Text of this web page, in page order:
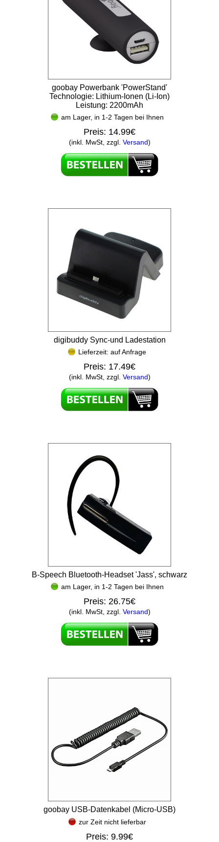
goobay Powerbank 'PowerStand'
Technologie: Lithium-Ionen (Li-Ion)
Leistung: 2200mAh
am Lager, in 1-2 Tagen bei Ihnen
Preis: 14.99€
(inkl. MwSt, zzgl. Versand)
digibuddy Sync-und Ladestation
Lieferzeit: auf Anfrage
Preis: 17.49€
(inkl. MwSt, zzgl. Versand)
B-Speech Bluetooth-Headset 'Jass', schwarz
am Lager, in 1-2 Tagen bei Ihnen
Preis: 26.75€
(inkl. MwSt, zzgl. Versand)
goobay USB-Datenkabel (Micro-USB)
zur Zeit nicht lieferbar
Preis: 9.99€